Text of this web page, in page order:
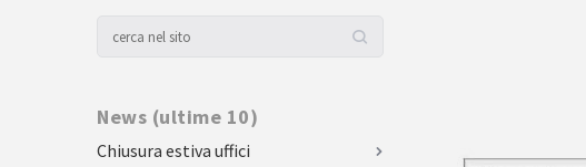
News (ultime 10)
Chiusura estiva uffici